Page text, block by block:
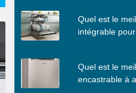
Quel est le
intégrable
Quel est le
encastrable à